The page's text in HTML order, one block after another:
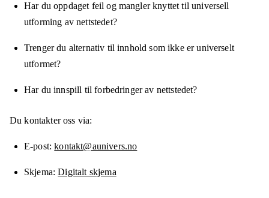
Har du oppdaget feil og mangler knyttet til universell
utforming av nettstedet?
Trenger du alternativ til innhold som ikke er universelt
utformet?
Har du innspill til forbedringer av nettstedet?
Du kontakter oss via:
E-post kontakt@aunivers.no
Skjema Digitalt skjema